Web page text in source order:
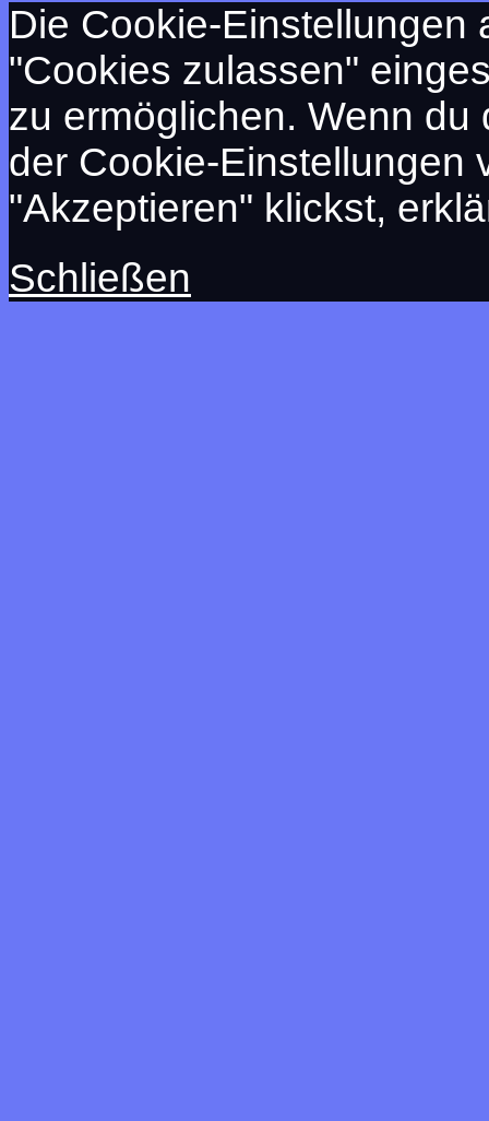
Die Cookie-Einstellungen
"Cookies zulassen"
zu ermöglichen. Wenn
der Cookie-Einstellungen
"Akzeptieren" klickst,
Schließen